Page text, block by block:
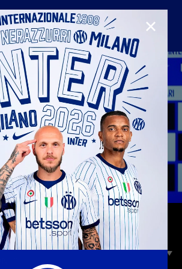
—16 apr 2026
LO STESSO SPIRITO E LA